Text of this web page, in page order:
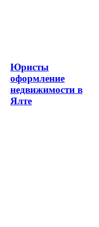
Юристы
оформление
недвижимости в
Ялте